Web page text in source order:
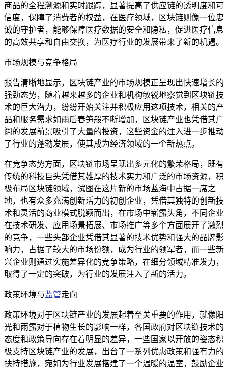
商品的全程溯源和实时跟踪，显著提高了供应链的透明度和可
信度，保障了消费者的权益，在医疗领域，区块链则像一位忠
诚的守护者，能够保障医疗数据的安全和隐私，促进医疗信息
的高效共享和自由交换，为医疗行业的发展带来了新的机遇。
市场规模与竞争格局
报告清晰地显示，区块链产业的市场规模正呈现出快速增长的
强劲态势，随着越来越多的企业和机构敏锐地察觉到区块链技
术的巨大潜力，纷纷开始关注并积极应用这项技术，相关的产
品和服务需求如雨后春笋般不断增加，区块链产业也凭借其广
阔的发展前景吸引了大量的投资，这些资金的注入进一步推动
了行业的蓬勃发展，使其成为经济领域的一个新热点。
在竞争态势方面，区块链市场呈现出多元化的繁荣格局，既有
传统的科技巨头凭借其雄厚的技术实力和广泛的市场资源，积
极布局区块链领域，试图在这片新的市场蓝海中占据一席之
地，也有众多充满创新活力的初创企业，凭借其独特的创新技
术和灵活的商业模式脱颖而出，在市场中崭露头角，不同企业
在技术研发、应用场景拓展、市场推广等多个方面展开了激烈
的竞争，一些头部企业凭借其显著的技术优势和强大的品牌影
响力，占据了较大的市场份额，成为行业的领军者，而一些新
兴企业则通过实施差异化的竞争策略，在细分领域精准发力，
取得了一定的突破，为行业的发展注入了新的活力。
政策环境与监管走向
政策环境对于区块链产业的发展起着至关重要的作用，就像阳
光和雨露对于植物生长的影响一样，各国政府对区块链技术的
态度和政策导向存在着明显的差异，一些国家以开放的姿态积
极支持区块链产业的发展，出台了一系列优惠政策和强有力的
扶持措施，宛如为行业发展搭建了一个温暖的温室，鼓励企业